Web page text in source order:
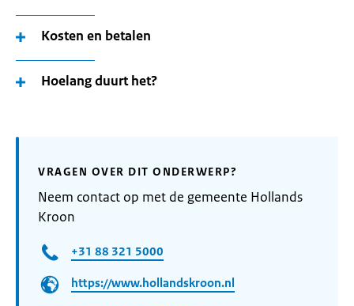
Kosten en betalen
Hoelang duurt het?
VRAGEN OVER DIT ONDERWERP?
Neem contact op met de gemeente Hollands
Kroon
+31 88 321 5000
https://www.hollandskroon.nl